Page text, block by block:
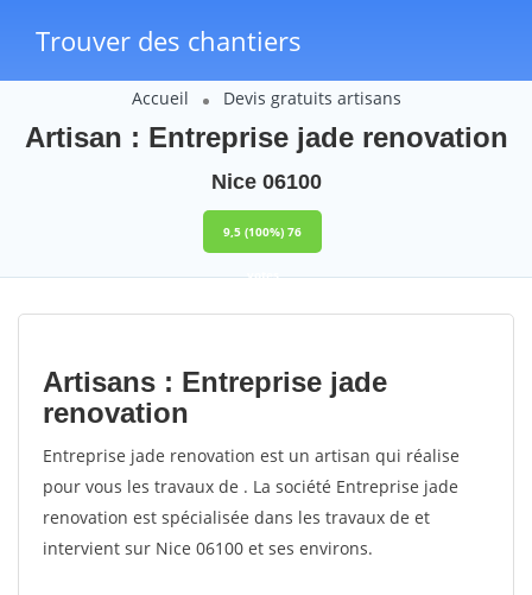
Trouver des chantiers
Accueil Devis gratuits artisans
Artisan : Entreprise jade renovation
Nice 06100
9,5 (100%) 76
votes
Artisans : Entreprise jade
renovation
Entreprise jade renovation est un artisan qui réalise
pour vous les travaux de . La société Entreprise jade
renovation est spécialisée dans les travaux de et
intervient sur Nice 06100 et ses environs.